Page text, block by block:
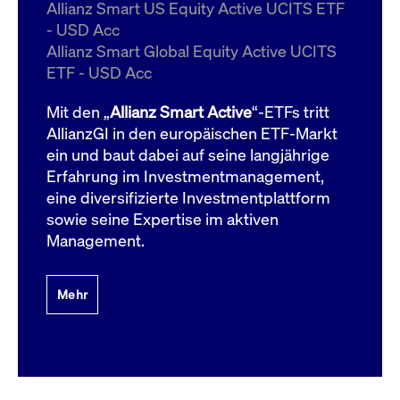
Allianz Smart US Equity Active UCITS ETF
- USD Acc
Allianz Smart Global Equity Active UCITS
ETF - USD Acc
Mit den „Allianz Smart Active“-ETFs tritt
AllianzGI in den europäischen ETF-Markt
ein und baut dabei auf seine langjährige
Erfahrung im Investmentmanagement,
eine diversifizierte Investmentplattform
sowie seine Expertise im aktiven
Management.
Mehr
ApplicationGatewayAffinityCORS
boerse.com
Domain
bis